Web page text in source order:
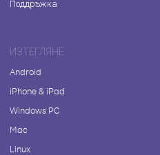
Поддръжка
ИЗТЕГЛЯНЕ
Android
iPhone & iPad
Windows PC
Mac
Linux